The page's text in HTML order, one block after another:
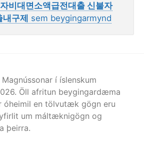
비대면소액급전대출 신불자
구제 sem beygingarmynd
í íslenskum
. Öll afritun beygingardæma
óheimil en tölvutæk gögn eru
um máltæknigögn og
þeirra.